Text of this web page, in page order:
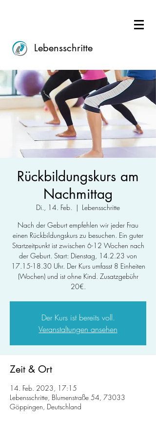
Lebensschritte
Rückbildungskurs am
Nachmittag
Di., 14. Feb.
  |
Lebensschritte
Nach der Geburt empfehlen wir jeder Frau
einen Rückbildungskurs zu besuchen. Ein guter
Startzeitpunkt ist zwischen 6-12 Wochen nach
der Geburt. Start: Dienstag, 14.2.23 von
17.15-18.30 Uhr. Der Kurs umfasst 8 Einheiten
(Wochen) und ist ohne Kind. Zusatzgebühr
20€.
Der Kurs ist bereits voll.
Veranstaltungen ansehen
Zeit & Ort
14. Feb. 2023, 17:15
Lebensschritte, Blumenstraße 54, 73033
Göppingen, Deutschland